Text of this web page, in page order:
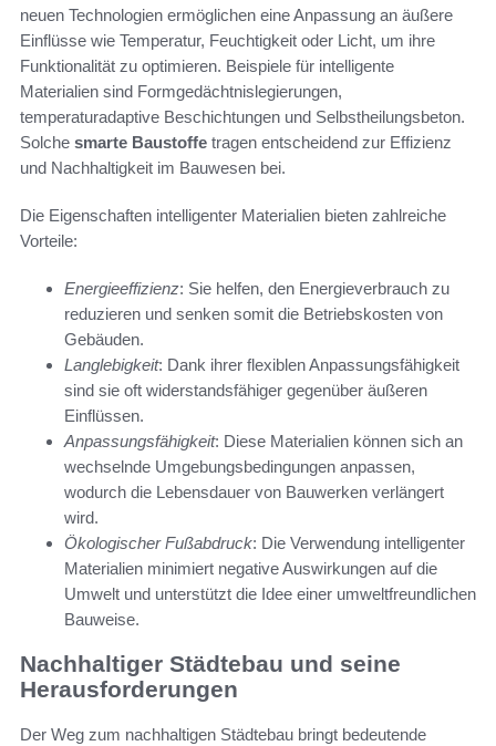
neuen Technologien ermöglichen eine Anpassung an äußere
Einflüsse wie Temperatur, Feuchtigkeit oder Licht, um ihre
Funktionalität zu optimieren. Beispiele für intelligente
Materialien sind Formgedächtnislegierungen,
temperaturadaptive Beschichtungen und Selbstheilungsbeton.
Solche smarte Baustoffe tragen entscheidend zur Effizienz
und Nachhaltigkeit im Bauwesen bei.
Die Eigenschaften intelligenter Materialien bieten zahlreiche
Vorteile:
Energieeffizienz: Sie helfen, den Energieverbrauch zu
reduzieren und senken somit die Betriebskosten von
Gebäuden.
Langlebigkeit: Dank ihrer flexiblen Anpassungsfähigkeit
sind sie oft widerstandsfähiger gegenüber äußeren
Einflüssen.
Anpassungsfähigkeit: Diese Materialien können sich an
wechselnde Umgebungsbedingungen anpassen,
wodurch die Lebensdauer von Bauwerken verlängert
wird.
Ökologischer Fußabdruck: Die Verwendung intelligenter
Materialien minimiert negative Auswirkungen auf die
Umwelt und unterstützt die Idee einer umweltfreundlichen
Bauweise.
Nachhaltiger Städtebau und seine
Herausforderungen
Der Weg zum nachhaltigen Städtebau bringt bedeutende